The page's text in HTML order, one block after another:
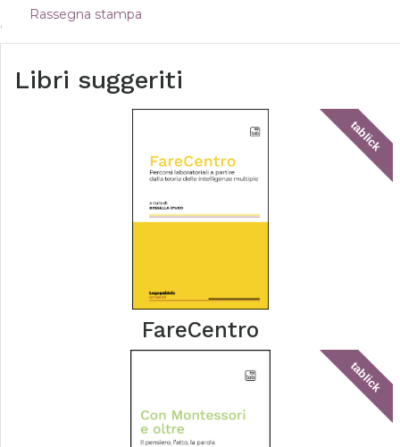
Rassegna stampa
Libri suggeriti
tablick
FareCentro
tablick